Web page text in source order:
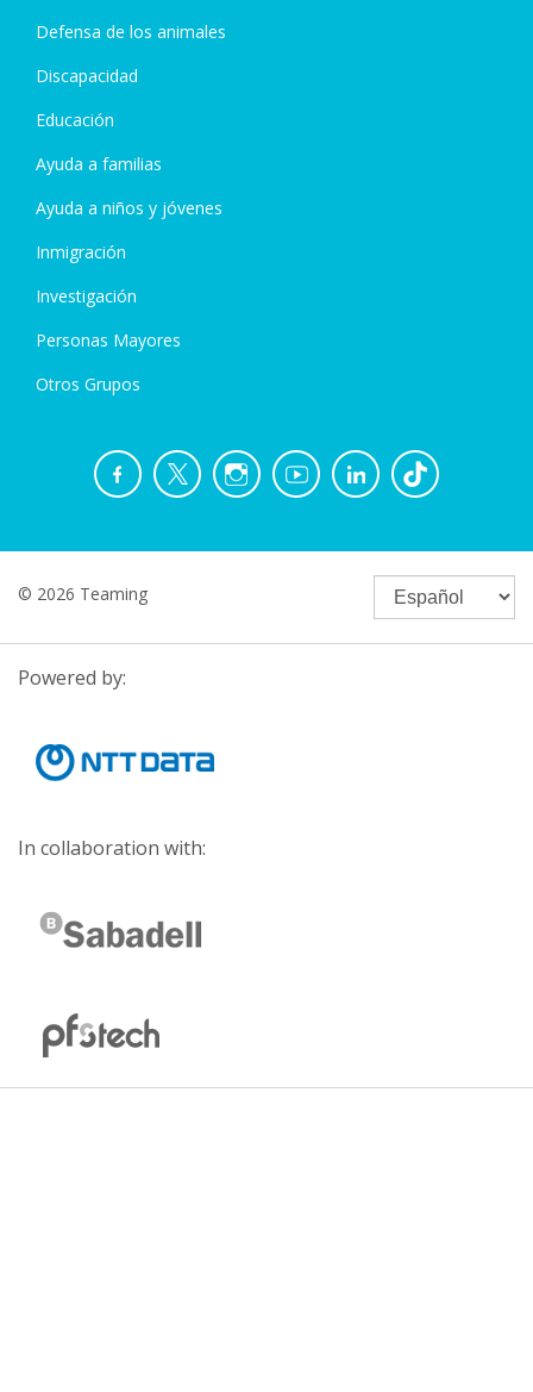
Defensa de los animales
Discapacidad
Educación
Ayuda a familias
Ayuda a niños y jóvenes
Inmigración
Investigación
Personas Mayores
Otros Grupos
© 2026 Teaming
Powered by:
In collaboration with: